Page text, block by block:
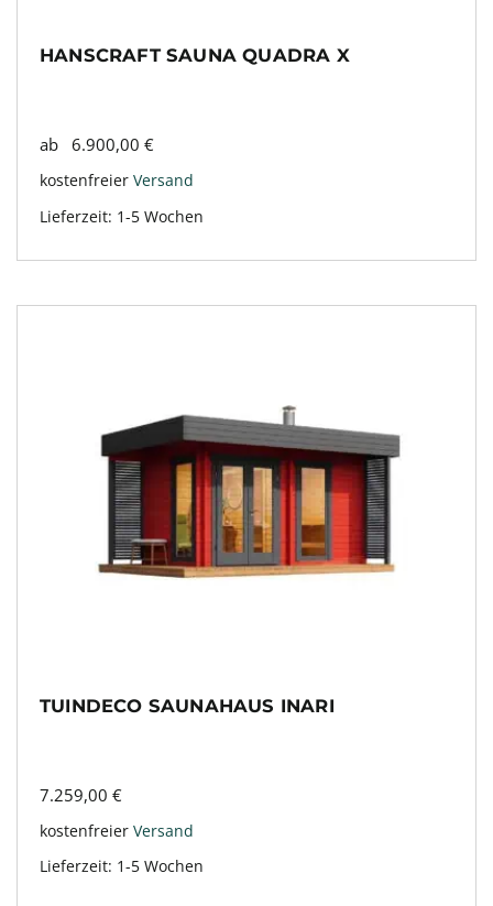
HANSCRAFT SAUNA QUADRA X
ab 6.900,00 €
kostenfreier Versand
Lieferzeit: 1-5 Wochen
TUINDECO SAUNAHAUS INARI
7.259,00 €
kostenfreier Versand
Lieferzeit: 1-5 Wochen